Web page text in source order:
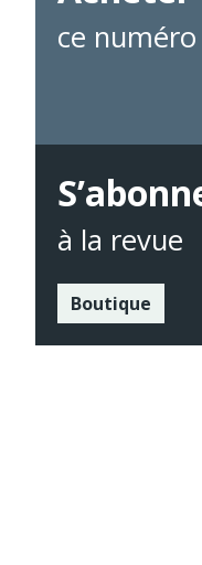
ce numéro
à la revue
Boutique